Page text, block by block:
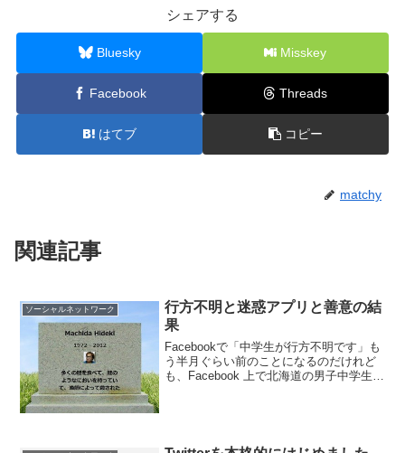
シェアする
Bluesky Misskey
Facebook Threads
はてブ コピー
matchy
関連記事
ソーシャルネットワーク
行方不明と迷惑アプリと善意の結
果
Facebookで「中学生が行方不明です」も
う半月ぐらい前のことになるのだけれど
も、Facebook 上で北海道の男子中学生が